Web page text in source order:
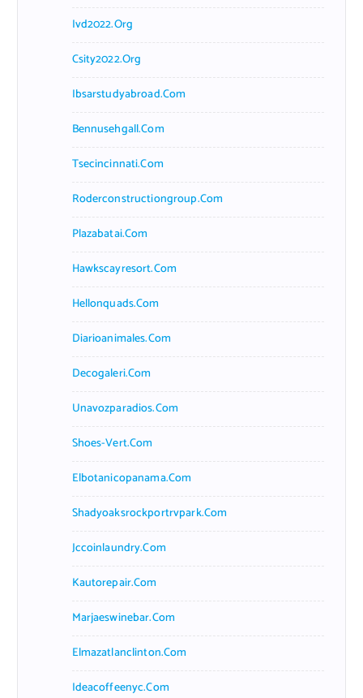
Ivd2022.org
Csity2022.org
Ibsarstudyabroad.com
Bennusehgall.com
Tsecincinnati.com
Roderconstructiongroup.com
Plazabatai.com
Hawkscayresort.com
Hellonquads.com
Diarioanimales.com
Decogaleri.com
Unavozparadios.com
Shoes-Vert.com
Elbotanicopanama.com
Shadyoaksrockportrvpark.com
Jccoinlaundry.com
Kautorepair.com
Marjaeswinebar.com
Elmazatlanclinton.com
Ideacoffeenyc.com